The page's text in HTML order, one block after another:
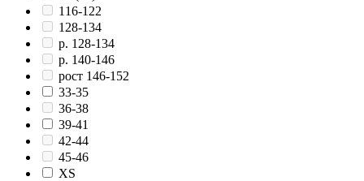
116-122
128-134
р. 128-134
р. 140-146
рост 146-152
33-35
36-38
39-41
42-44
45-46
XS